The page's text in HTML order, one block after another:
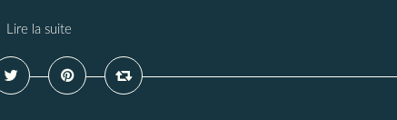
Lire la suite